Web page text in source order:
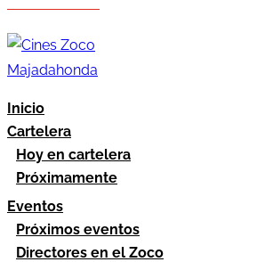
Inicio
Cartelera
Hoy en cartelera
Próximamente
Eventos
Próximos eventos
Directores en el Zoco